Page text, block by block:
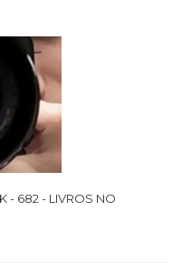
- 682 - LIVROS NO